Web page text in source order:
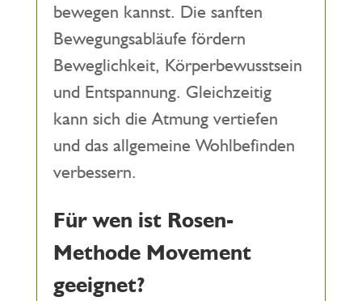
bewegen kannst. Die sanften
Bewegungsabläufe fördern
Beweglichkeit, Körperbewusstsein
und Entspannung. Gleichzeitig
kann sich die Atmung vertiefen
und das allgemeine Wohlbefinden
verbessern.
Für wen ist Rosen-
Methode Movement
geeignet?